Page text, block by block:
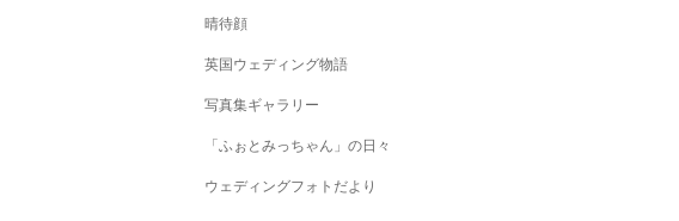
晴待顔
英国ウェディング物語
写真集ギャラリー
「ふぉとみっちゃん」の日々
ウェディングフォトだより